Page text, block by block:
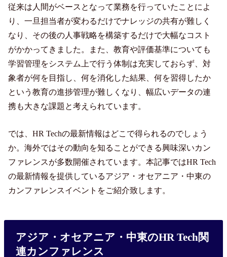
従来は人間がベースとなって業務を行っていたことによ
り、一旦担当者が変わるだけでナレッジの共有が難しく
なり、その後の人事戦略を構築するだけで大幅なコスト
がかかってきました。また、教育や評価基準についても
学習管理をシステム上で行う体制は充実しておらず、対
象者が何を目指し、何を消化した結果、何を習得したか
という教育の進捗管理が難しくなり、幅広いデータの連
携も大きな課題と考えられています。
では、HR Techの最新情報はどこで得られるのでしょう
か。海外ではその動向を知ることができる興味深いカン
ファレンスが多数開催されています。本記事ではHR Tech
の最新情報を提供しているアジア・オセアニア・中東の
カンファレンスイベントをご紹介致します。
アジア・オセアニア・中東のHR Tech関
連カンファレンス